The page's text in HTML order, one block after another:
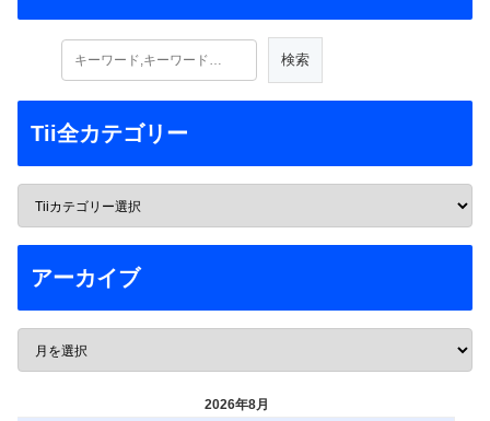
Tii全カテゴリー
アーカイブ
2026年8月